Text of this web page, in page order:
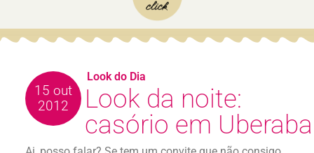
15 out
2012
Look da noite:
casório em Uberaba
Look do Dia